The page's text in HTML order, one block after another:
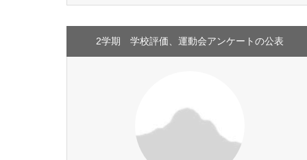
2学期 学校評価、運動会アンケートの公表